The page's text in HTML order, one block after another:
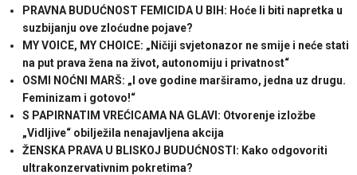
PRAVNA BUDUĆNOST FEMICIDA U BIH: Hoće li biti napretka u
suzbijanju ove zloćudne pojave?
MY VOICE, MY CHOICE: „Ničiji svjetonazor ne smije i neće stati
na put prava žena na život, autonomiju i privatnost“
OSMI NOĆNI MARŠ: „I ove godine marširamo, jedna uz drugu.
Feminizam i gotovo!“
S PAPIRNATIM VREĆICAMA NA GLAVI: Otvorenje izložbe
„Vidljive“ obilježila nenajavljena akcija
ŽENSKA PRAVA U BLISKOJ BUDUĆNOSTI: Kako odgovoriti
ultrakonzervativnim pokretima?